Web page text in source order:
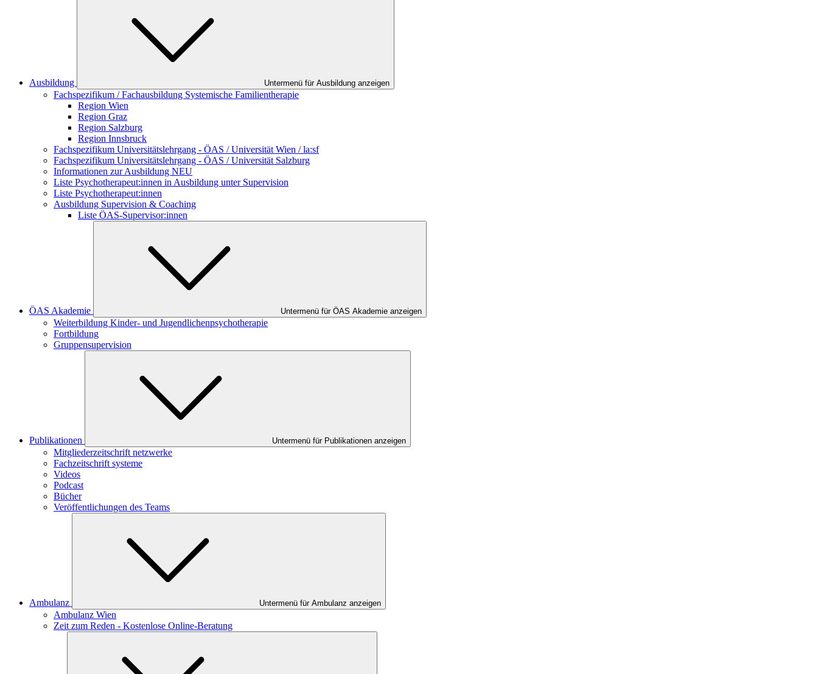
Ausbildung Untermenü für Ausbildung anzeigen
Fachspezifikum / Fachausbildung Systemische Familientherapie
Region Wien
Region Graz
Region Salzburg
Region Innsbruck
Fachspezifikum Universitätslehrgang - ÖAS / Universität Wien / la:sf
Fachspezifikum Universitätslehrgang - ÖAS / Universität Salzburg
Informationen zur Ausbildung NEU
Liste Psychotherapeut:innen in Ausbildung unter Supervision
Liste Psychotherapeut:innen
Ausbildung Supervision & Coaching
Liste ÖAS-Supervisor:innen
ÖAS Akademie Untermenü für ÖAS Akademie anzeigen
Weiterbildung Kinder- und Jugendlichenpsychotherapie
Fortbildung
Gruppensupervision
Publikationen Untermenü für Publikationen anzeigen
Mitgliederzeitschrift netzwerke
Fachzeitschrift systeme
Videos
Podcast
Bücher
Veröffentlichungen des Teams
Ambulanz Untermenü für Ambulanz anzeigen
Ambulanz Wien
Zeit zum Reden - Kostenlose Online-Beratung